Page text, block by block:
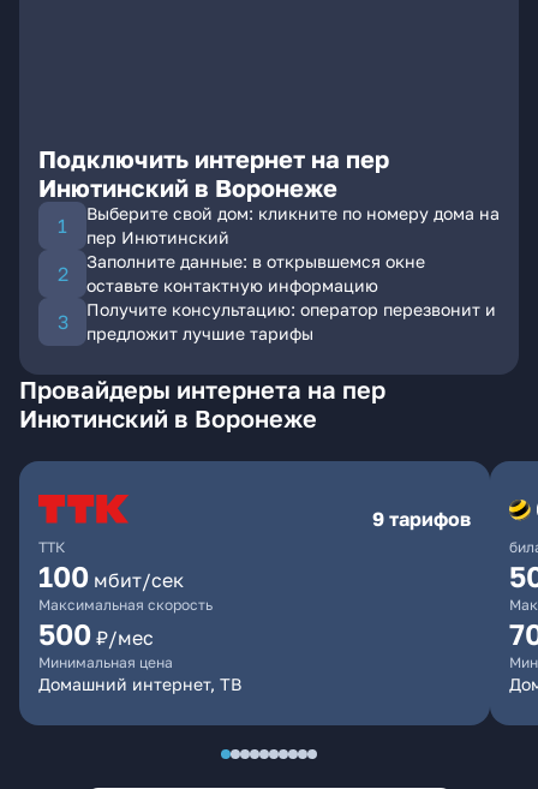
Подключить интернет на пер
Инютинский в Воронеже
Выберите свой дом: кликните по номеру дома на
пер Инютинский
Заполните данные: в открывшемся окне
оставьте контактную информацию
Получите консультацию: оператор перезвонит и
предложит лучшие тарифы
Провайдеры интернета на пер
Инютинский в Воронеже
ТТК
9 тарифов
100 мбит/сек
Максимальная скорость
500 ₽/мес
Минимальная цена
Домашний интернет, ТВ